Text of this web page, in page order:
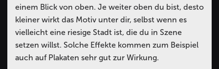
einem Blick von oben. Je weiter oben du bist, desto
kleiner wirkt das Motiv unter dir, selbst wenn es
vielleicht eine riesige Stadt ist, die du in Szene
setzen willst. Solche Effekte kommen zum Beispiel
auch auf Plakaten sehr gut zur Wirkung.